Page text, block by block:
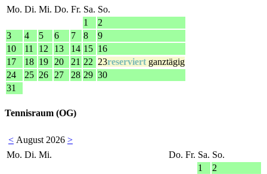
Mo. Di. Mi. Do. Fr. Sa. So.
1
2
3
4 5 6 7 8
9
10
11 12 13 14 15 16
17
18 19 20 21 22 23reserviert ganztägig
24
25 26 27 28 29 30
31
Tennisraum (OG)
< August 2026 >
Mo. Di. Mi. Do. Fr. Sa. So.
1
2